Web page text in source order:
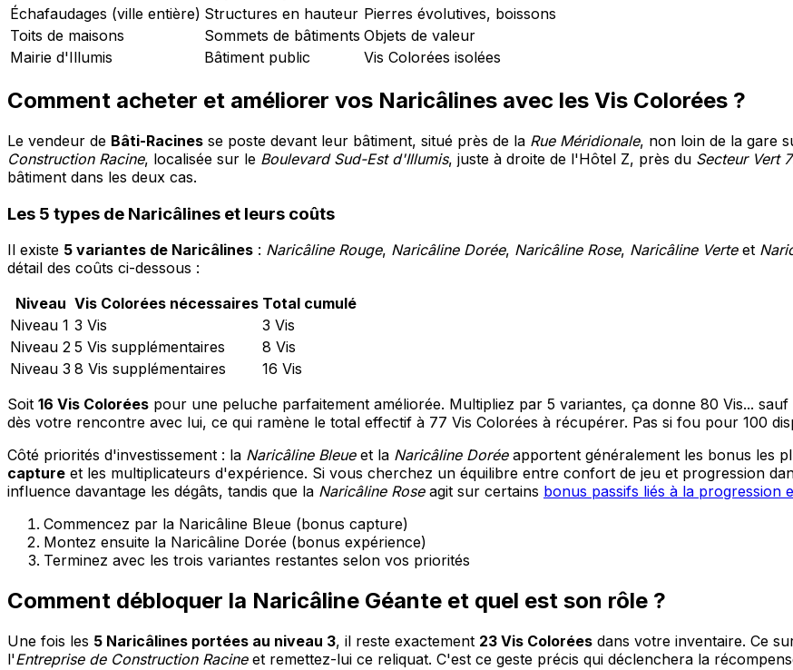
Échafaudages (ville entière) Structures en hauteur Pierres évolutives, boissons
Toits de maisons
Sommets de bâtiments Objets de valeur
Mairie d'Illumis
Bâtiment public Vis Colorées isolées
Comment acheter et améliorer vos Naricâlines avec les Vis Colorées ?
Le vendeur de Bâti-Racines se poste devant leur bâtiment, situé près de la Rue Méridionale, non loin de la gare
Construction Racine, localisée sur le Boulevard Sud-Est d'Illumis, juste à droite de l'Hôtel Z, près du Secteur Vert 7
bâtiment dans les deux cas.
Les 5 types de Naricâlines et leurs coûts
Il existe 5 variantes de Naricâlines : Naricâline Rouge, Naricâline Dorée, Naricâline Rose, Naricâline Verteet
détail des coûts ci-dessous :
Niveau Vis Colorées nécessaires Total cumulé
Niveau 1 3 Vis
3 Vis
Niveau 2 5 Vis supplémentaires
8 Vis
Niveau 3 8 Vis supplémentaires
16 Vis
Soit 16 Vis Colorées pour une peluche parfaitement améliorée. Multipliez par 5 variantes, ça donne 80 Vis...
dès votre rencontre avec lui, ce qui ramène le total effectif à 77 Vis Colorées à récupérer. Pas si fou pour 100
Côté priorités d'investissement : la Naricâline Bleueet la Naricâline Doréeapportent généralement les bonus les
capture et les multiplicateurs d'expérience. Si vous cherchez un équilibre entre confort de jeu et progression
influence davantage les dégâts, tandis que la Naricâline Roseagit sur certains bonus passifs liés à la progression
Commencez par la Naricâline Bleue (bonus capture)
Montez ensuite la Naricâline Dorée (bonus expérience)
Terminez avec les trois variantes restantes selon vos priorités
Comment débloquer la Naricâline Géante et quel est son rôle ?
Une fois les 5 Naricâlines portées au niveau 3, il reste exactement 23 Vis Colorées dans votre inventaire. Ce
l'Entreprise de Construction Racineet remettez-lui ce reliquat. C'est ce geste précis qui déclenchera la